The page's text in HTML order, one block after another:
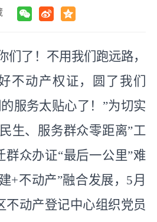
们了！不用我们跑远路，
不动产权证，圆了我们
服务太贴心了！”为切实
生、服务群众零距离”工
群众办证“最后一公里”难
+不动产”融合发展，5月
不动产登记中心组织党员